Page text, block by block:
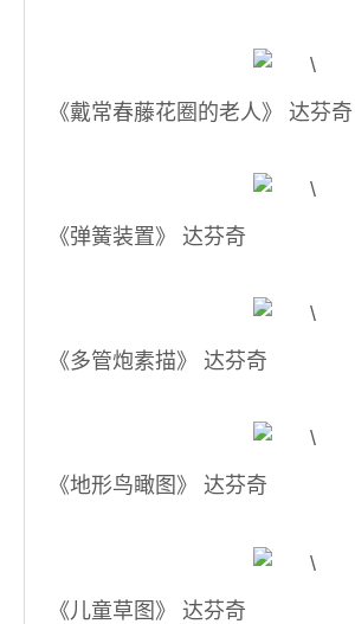
《戴常春藤花圈的老人》 达芬奇
《弹簧装置》 达芬奇
《多管炮素描》 达芬奇
《地形鸟瞰图》 达芬奇
《儿童草图》 达芬奇